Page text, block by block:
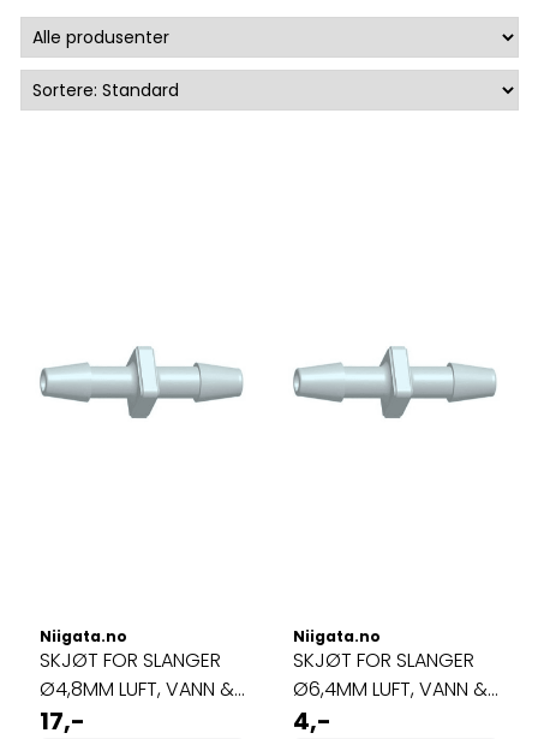
Niigata.no
SKJØT FOR SLANGER
Ø4,8MM LUFT, VANN &
OZON
17,-
Niigata.no
SKJØT FOR SLANGER
Ø6,4MM LUFT, VANN &
OZON
4,-